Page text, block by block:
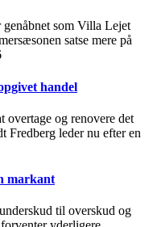
som Villa Lejet
satse mere på
handel
overtage og renovere det
Fredberg leder nu efter en
markant
til overskud og